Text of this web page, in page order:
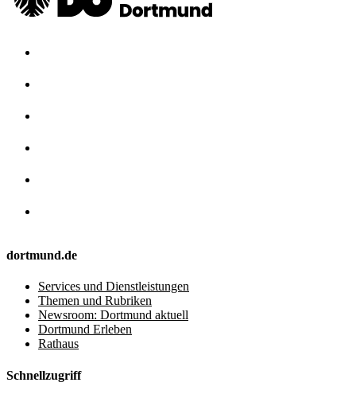
dortmund.de
Services und Dienstleistungen
Themen und Rubriken
Newsroom: Dortmund aktuell
Dortmund Erleben
Rathaus
Schnellzugriff